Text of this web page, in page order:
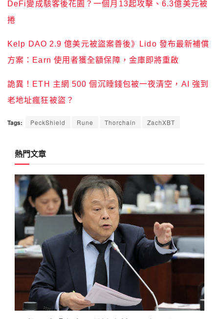
DeFi變成駭客後花園？一個月13起攻擊、6.3億美元被
捲
Kelp DAO 2.9 億美元被盜案善後》Lido 發布最新補償
方案：Earn 使用者獲全額保障，金庫即將重啟
詭異！ETH 主網 500 個沉睡錢包被一夜清空，AI 強到
老地址瘋狂被盜？
Tags: PeckShield Rune Thorchain ZachXBT
熱門文章